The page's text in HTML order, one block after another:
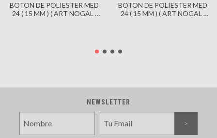
BOTON DE POLIESTER MED
24 ( 15 MM ) ( ART NOGAL )
BOTON DE POLIESTER MED
24 ( 15 MM ) ( ART NOGAL )
NEWSLETTER